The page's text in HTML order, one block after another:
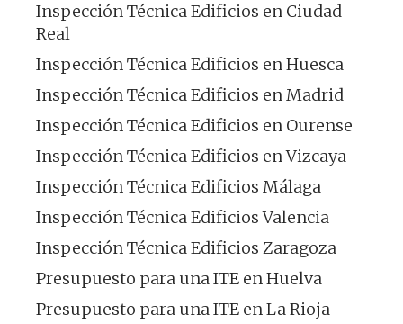
Inspección Técnica Edificios en Ciudad
Real
Inspección Técnica Edificios en Huesca
Inspección Técnica Edificios en Madrid
Inspección Técnica Edificios en Ourense
Inspección Técnica Edificios en Vizcaya
Inspección Técnica Edificios Málaga
Inspección Técnica Edificios Valencia
Inspección Técnica Edificios Zaragoza
Presupuesto para una ITE en Huelva
Presupuesto para una ITE en La Rioja